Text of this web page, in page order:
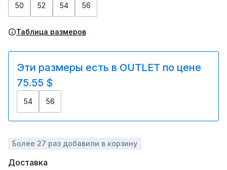
50 52 54 56
Таблица размеров
Эти размеры есть в OUTLET по цене
75.55 $
54 56
Более 27 раз добавили в корзину
Доставка